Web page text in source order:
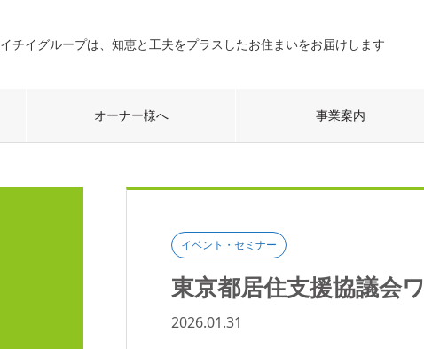
イチイグループは、知恵と工夫をプラスしたお住まいをお届けします
オーナー様へ 事業案内
イベント・セミナー
東京都居住支援協議会
2026.01.31